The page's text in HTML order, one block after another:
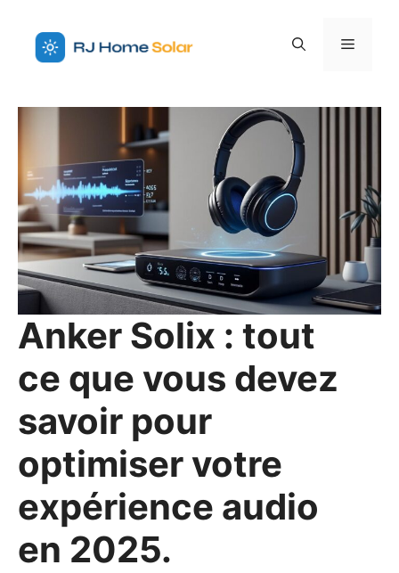
contenu
Menu
Anker Solix : tout
ce que vous devez
savoir pour
optimiser votre
expérience audio
en 2025.